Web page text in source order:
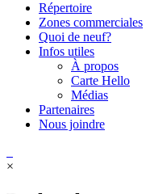
Répertoire
Zones commerciales
Quoi de neuf?
Infos utiles
À propos
Carte Hello
Médias
Partenaires
Nous joindre
×